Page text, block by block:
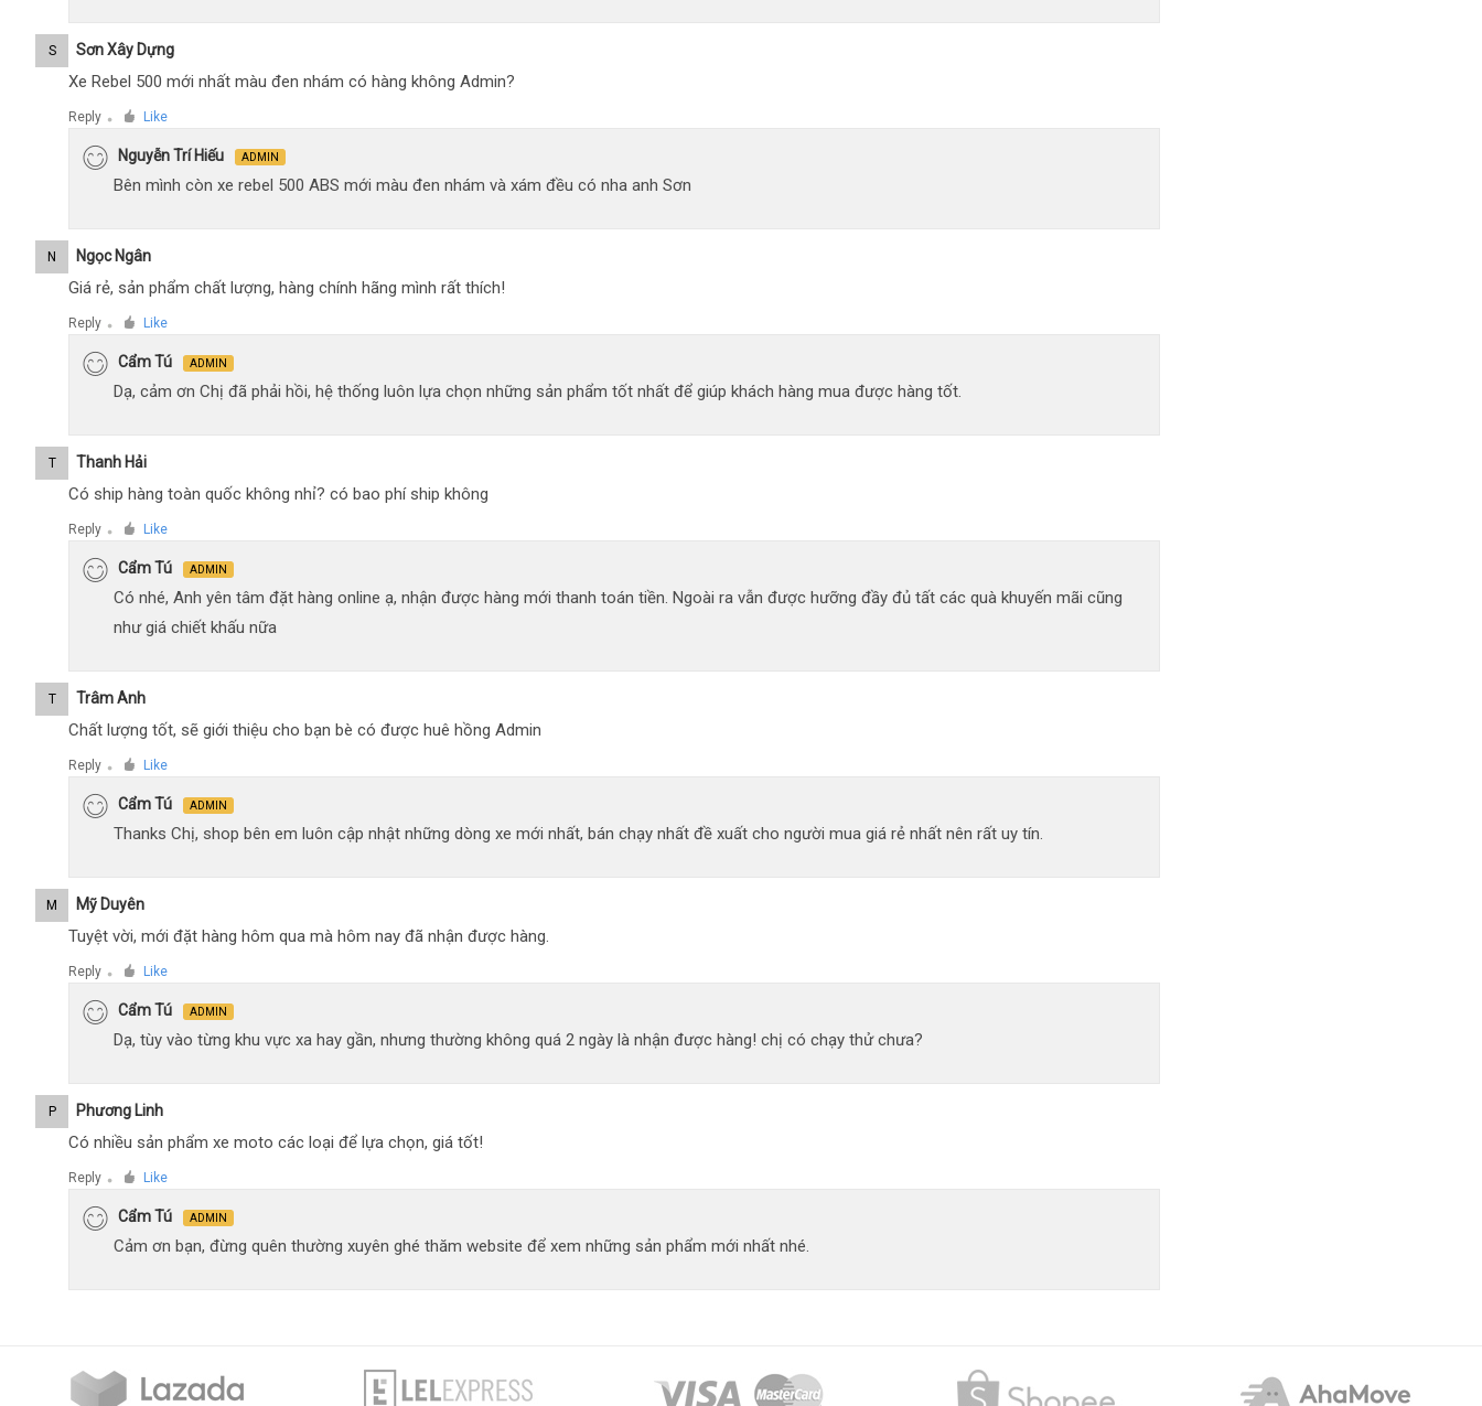
S Sơn Xây Dựng
Xe Rebel 500 mới nhất màu đen nhám có hàng không Admin?
Reply ● Like
Nguyễn Trí Hiếu ADMIN
Bên mình còn xe rebel 500 ABS mới màu đen nhám và xám đều có nha anh Sơn
N Ngọc Ngân
Giá rẻ, sản phẩm chất lượng, hàng chính hãng mình rất thích!
Reply ● Like
Cẩm Tú ADMIN
Dạ, cảm ơn Chị đã phải hồi, hệ thống luôn lựa chọn những sản phẩm tốt nhất để giúp khách hàng mua được hàng tốt.
T Thanh Hải
Có ship hàng toàn quốc không nhỉ? có bao phí ship không
Reply ● Like
Cẩm Tú ADMIN
Có nhé, Anh yên tâm đặt hàng online ạ, nhận được hàng mới thanh toán tiền. Ngoài ra vẫn được hưỡng đầy đủ tất các quà khuyến mãi cũng
như giá chiết khấu nữa
T Trâm Anh
Chất lượng tốt, sẽ giới thiệu cho bạn bè có được huê hồng Admin
Reply ● Like
Cẩm Tú ADMIN
Thanks Chị, shop bên em luôn cập nhật những dòng xe mới nhất, bán chạy nhất đề xuất cho người mua giá rẻ nhất nên rất uy tín.
M Mỹ Duyên
Tuyệt vời, mới đặt hàng hôm qua mà hôm nay đã nhận được hàng.
Reply ● Like
Cẩm Tú ADMIN
Dạ, tùy vào từng khu vực xa hay gần, nhưng thường không quá 2 ngày là nhận được hàng! chị có chạy thử chưa?
P Phương Linh
Có nhiều sản phẩm xe moto các loại để lựa chọn, giá tốt!
Reply ● Like
Cẩm Tú ADMIN
Cảm ơn bạn, đừng quên thường xuyên ghé thăm website để xem những sản phẩm mới nhất nhé.